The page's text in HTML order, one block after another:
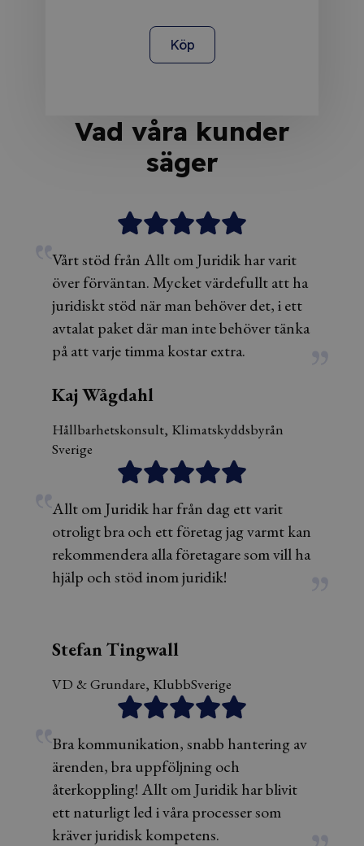
Köp
Vad våra kunder
säger
Vårt stöd från Allt om Juridik har varit
över förväntan. Mycket värdefullt att ha
juridiskt stöd när man behöver det, i ett
avtalat paket där man inte behöver tänka
på att varje timma kostar extra.
Kaj Wågdahl
Hållbarhetskonsult, Klimatskyddsbyrån
Sverige
Allt om Juridik har från dag ett varit
otroligt bra och ett företag jag varmt kan
rekommendera alla företagare som vill ha
hjälp och stöd inom juridik!
Stefan Tingwall
VD & Grundare, KlubbSverige
Bra kommunikation, snabb hantering av
ärenden, bra uppföljning och
återkoppling! Allt om Juridik har blivit
ett naturligt led i våra processer som
kräver juridisk kompetens.